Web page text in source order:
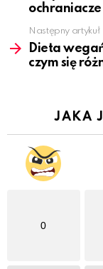
Następny artykuł
Dieta
czym się
JAKA
0